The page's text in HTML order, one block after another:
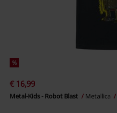
%
€ 16,99
Metal-Kids - Robot Blast Metallica